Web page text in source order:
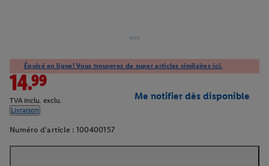
Épuisé en ligne! Vous trouverez de super articles similaires ici.
14.99
TVA inclu. exclu.
Livraison
Me notifier dès disponible
Numéro d'article : 100400157